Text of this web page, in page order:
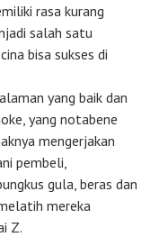
rasa kurang
salah satu
bisa sukses di
yang baik dan
yang notabene
mengerjakan
pembeli,
gula, beras dan
mereka
Z.